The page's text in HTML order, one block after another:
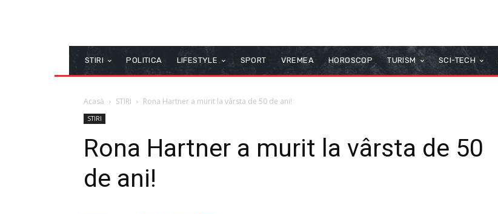
STIRI POLITICA LIFESTYLE SPORT VREMEA HOROSCOP TURISM SCI-TECH
Acasă STIRI Rona Hartner a murit la vârsta de 50 de ani!
STIRI
Rona Hartner a murit la vârsta de 50
de ani!